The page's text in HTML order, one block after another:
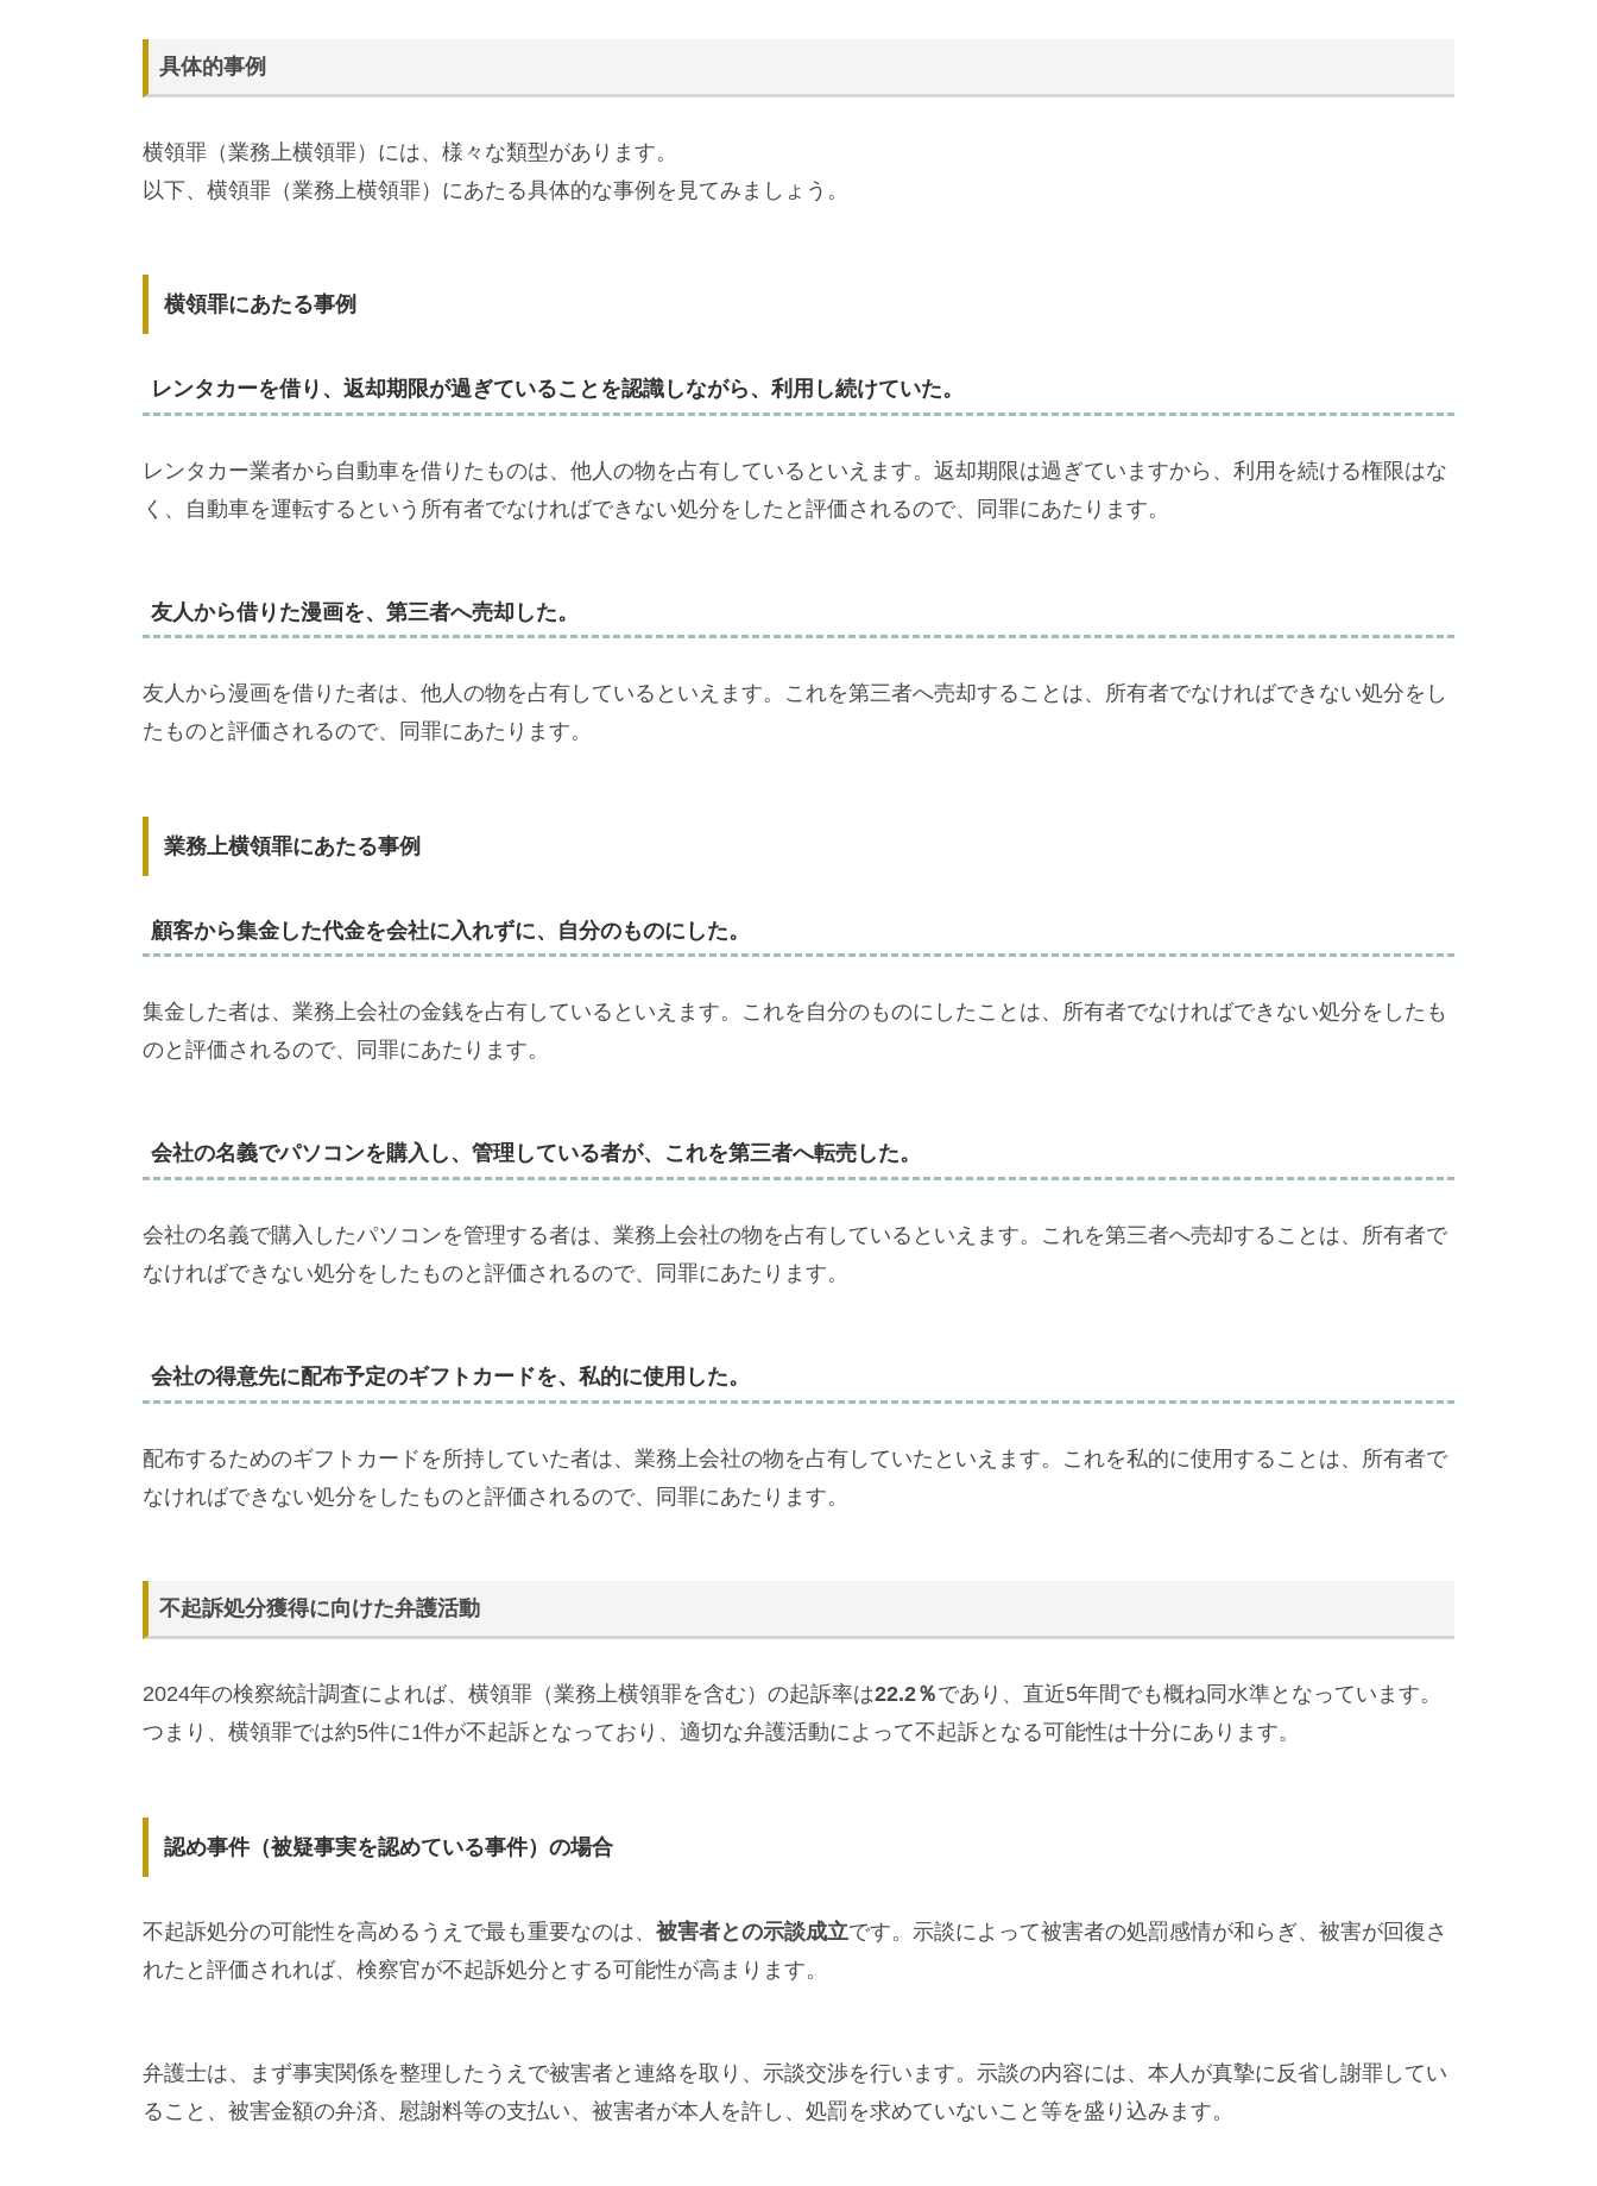
具体的事例
横領罪（業務上横領罪）には、様々な類型があります。
以下、横領罪（業務上横領罪）にあたる具体的な事例を見てみましょう。
横領罪にあたる事例
レンタカーを借り、返却期限が過ぎていることを認識しながら、利用し続けていた。
レンタカー業者から自動車を借りたものは、他人の物を占有しているといえます。返却期限は過ぎていますから、利用を続ける権限はな
く、自動車を運転するという所有者でなければできない処分をしたと評価されるので、同罪にあたります。
友人から借りた漫画を、第三者へ売却した。
友人から漫画を借りた者は、他人の物を占有しているといえます。これを第三者へ売却することは、所有者でなければできない処分をし
たものと評価されるので、同罪にあたります。
業務上横領罪にあたる事例
顧客から集金した代金を会社に入れずに、自分のものにした。
集金した者は、業務上会社の金銭を占有しているといえます。これを自分のものにしたことは、所有者でなければできない処分をしたも
のと評価されるので、同罪にあたります。
会社の名義でパソコンを購入し、管理している者が、これを第三者へ転売した。
会社の名義で購入したパソコンを管理する者は、業務上会社の物を占有しているといえます。これを第三者へ売却することは、所有者で
なければできない処分をしたものと評価されるので、同罪にあたります。
会社の得意先に配布予定のギフトカードを、私的に使用した。
配布するためのギフトカードを所持していた者は、業務上会社の物を占有していたといえます。これを私的に使用することは、所有者で
なければできない処分をしたものと評価されるので、同罪にあたります。
不起訴処分獲得に向けた弁護活動
2024年の検察統計調査によれば、横領罪（業務上横領罪を含む）の起訴率は22.2％であり、直近5年間でも概ね同水準となっています。
つまり、横領罪では約5件に1件が不起訴となっており、適切な弁護活動によって不起訴となる可能性は十分にあります。
認め事件（被疑事実を認めている事件）の場合
不起訴処分の可能性を高めるうえで最も重要なのは、 被害者との示談成立です。示談によって被害者の処罰感情が和らぎ、被害が回復さ
れたと評価されれば、検察官が不起訴処分とする可能性が高まります。
弁護士は、まず事実関係を整理したうえで被害者と連絡を取り、示談交渉を行います。示談の内容には、本人が真摯に反省し謝罪してい
ること、被害金額の弁済、慰謝料等の支払い、被害者が本人を許し、処罰を求めていないこと等を盛り込みます。